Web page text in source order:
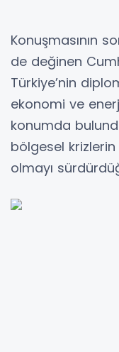
Konuşmasının
de değinen
Türkiye’nin
ekonomi ve
konumda
bölgesel krizlerin
olmayı